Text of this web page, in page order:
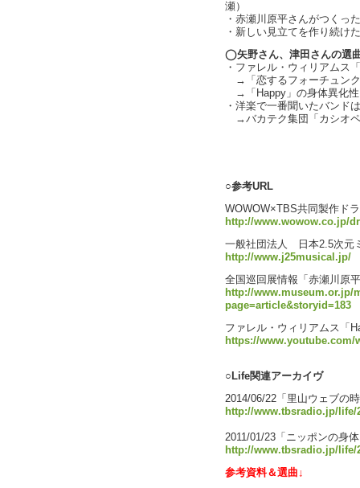
瀬）
・赤瀬川原平さんがつくっ
・新しい見立てを作り続け
◯矢野さん、津田さんの選
・ファレル・ウィリアムス
→「恋するフォーチュン
→「Happy」の身体異化性
・洋楽で一番聞いたバンド
→バカテク集団「カシオ
○参考URL
WOWOW×TBS共同製作ド
http://www.wowow.co.jp/
一般社団法人 日本2.5次元
http://www.j25musical.jp/
全国巡回展情報「赤瀬川原
http://www.museum.or.jp/
page=article&storyid=183
ファレル・ウィリアムス「
https://www.youtube.com/
○Life関連アーカイヴ
2014/06/22「里山ウェブの
http://www.tbsradio.jp/life/
2011/01/23「ニッポンの身
http://www.tbsradio.jp/life/
参考資料＆選曲↓